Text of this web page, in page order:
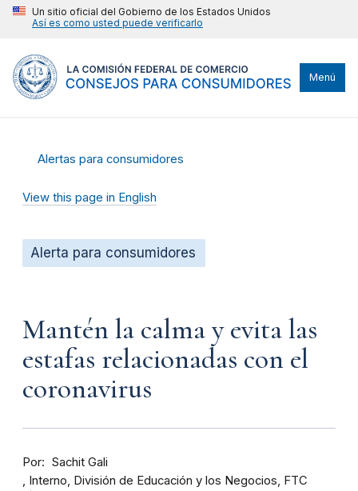
Un sitio oficial del Gobierno de los Estados Unidos
Así es como usted puede verificarlo
Menú
Alertas para consumidores
View this page in English
Alerta para consumidores
Mantén la calma y evita las
estafas relacionadas con el
coronavirus
Por
Sachit Gali
Interno, División de Educación y los Negocios, FTC